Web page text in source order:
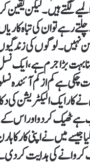
لگتے ہیں۔ لیکن یقین
رہے تو ان کی تباہ
نہیں۔ لوگوں کی
بہت بڑا جرم ہے، ایک
چکی ہے کم از کم آئندہ
کار ایک الیکٹریشن کی
ٹھیک کردو اور اس
میں نے اپنی کار کا
کروانے کی ہدایت